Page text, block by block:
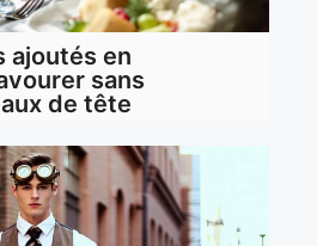
ajoutés en
sans
de tête